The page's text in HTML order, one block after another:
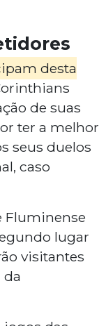
desta
de suas
ter a melhor
seus duelos
caso
Fluminense
lugar
visitantes
da